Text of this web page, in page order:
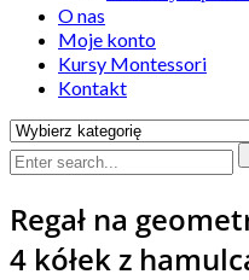
O nas
Moje konto
Kursy Montessori
Kontakt
Regał na
4 kółek z